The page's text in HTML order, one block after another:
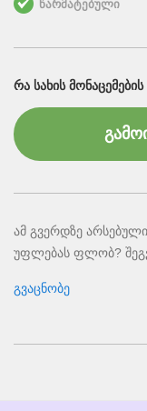
წარმატებული
ᲠᲐ ᲡᲐᲮᲘᲡ
ამ გვერდზე
უფლებას ფლობ?
გვაცნობე